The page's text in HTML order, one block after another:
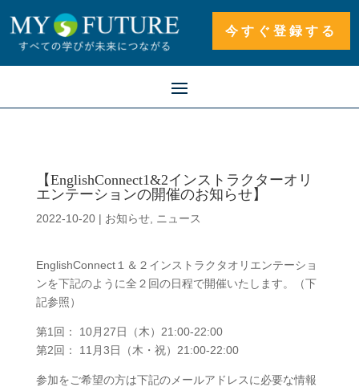
今すぐ登録する
【EnglishConnect1&2インストラクターオリ
エンテーションの開催のお知らせ】
2022-10-20| お知らせ, ニュース
EnglishConnect１＆２インストラクタオリエンテーショ
ンを下記のように全２回の日程で開催いたします。（下
記参照）
第1回： 10月27日（木）21:00-22:00
第2回： 11月3日（木・祝）21:00-22:00
参加をご希望の方は下記のメールアドレスに必要な情報